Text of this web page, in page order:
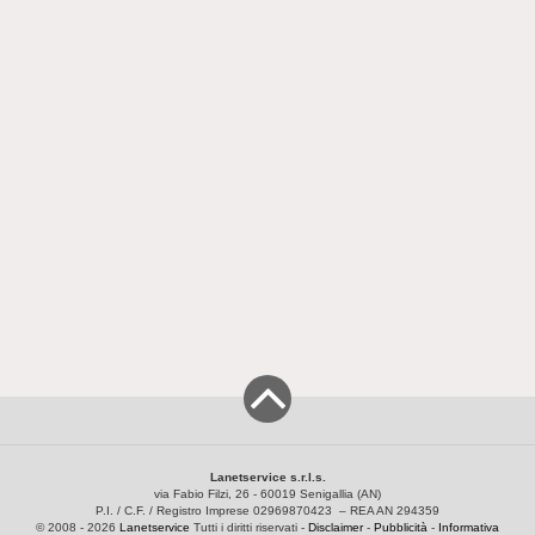
Lanetservice s.r.l.s.
via Fabio Filzi, 26 - 60019 Senigallia (AN)
P.I. / C.F. / Registro Imprese 02969870423 – REA AN 294359
© 2008 - 2026 Lanetservice Tutti i diritti riservati - Disclaimer- Pubblicità - Informativa